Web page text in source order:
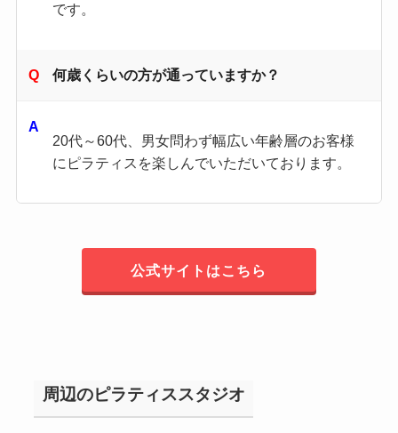
です。
何歳くらいの方が通っていますか？
20代～60代、男女問わず幅広い年齢層のお客様
にピラティスを楽しんでいただいております。
公式サイトはこちら
周辺のピラティススタジオ